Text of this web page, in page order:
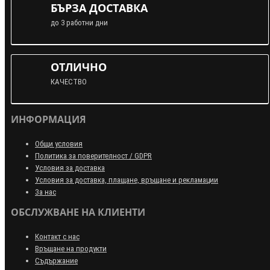
БЪРЗА ДОСТАВКА
до 3 работни дни
ОТЛИЧНО
КАЧЕСТВО
ИНФОРМАЦИЯ
Общи условия
Политика за поверителност / GDPR
Условия за доставка
Условия за доставка, плащане, връщане и рекламации
За нас
ОБСЛУЖВАНЕ НА КЛИЕНТИ
Контакт с нас
Връщане на продукти
Съдържание